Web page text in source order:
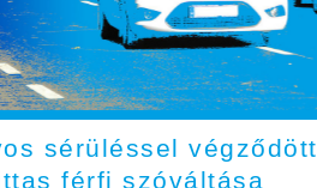
sérüléssel végződött
férfi szóváltása